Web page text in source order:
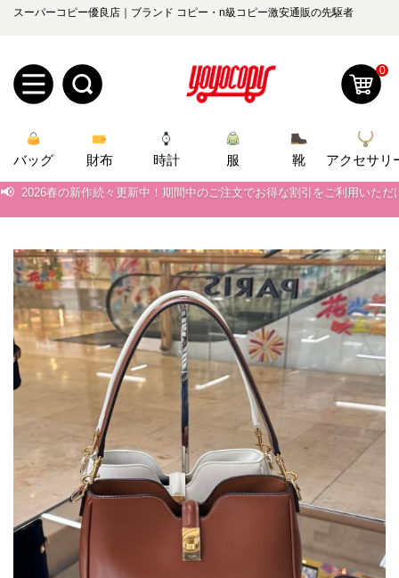
スーパーコピー優良店｜ブランド コピー・n級コピー激安通販の先駆者
規
ユ
ザ
ー
登
ロ
グ
ン
オ
ー
ダ
お
知
yoyocopys@gmail.com
2026人気特集
バッグ
財布
時計
服
ズボン
衣装セット
靴
住まい用品
アクセサリー
ベルト
スカーフ
アイフォーンケ
ース
小物
0
バッグ 財布 時計 服 靴 アクセサリ
当店は正真正銘のn級スーパーコピーのみ取扱い。最高品質の再現度を
📢
📢
📢 当店は正真正銘のn級スーパーコピーのみ取扱い。最高品質の再現度を
📢 2026春の新作続々更新中！期間中のご注文でお得な割引をご利用いただ
新作入荷！ルイ・ヴィトンスーパーコピー バッグ最新モデルが登場。